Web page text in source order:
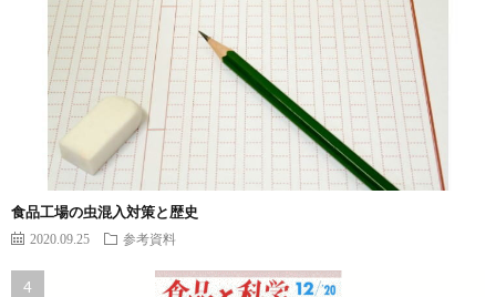
食品工場の虫混入対策と歴史
2020.09.25 参考資料